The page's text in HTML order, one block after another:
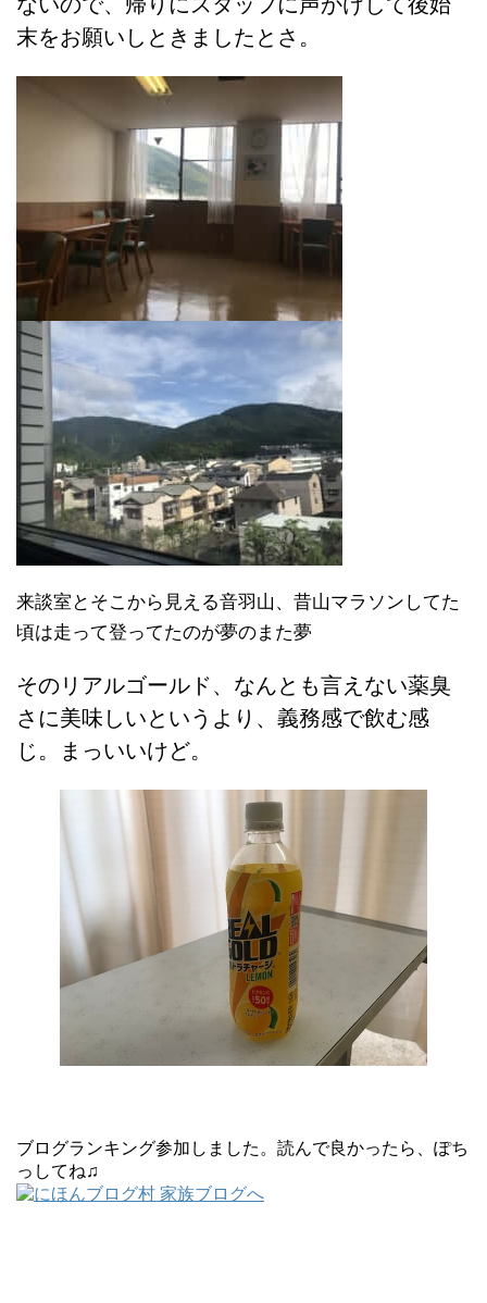
末をお願いしときましたとさ。
来談室とそこから見える音羽山、昔山マラソンしてた
頃は走って登ってたのが夢のまた夢
そのリアルゴールド、なんとも言えない薬臭
さに美味しいというより、義務感で飲む感
じ。まっいいけど。
ブログランキング参加しました。読んで良かったら、ぽち
っしてね♫